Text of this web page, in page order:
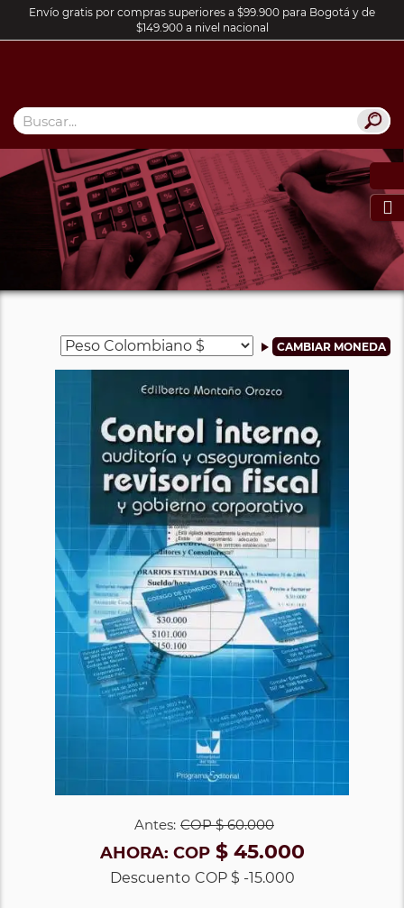
Envío gratis por compras superiores a $99.900 para Bogotá y de
$149.900 a nivel nacional

Antes: COP$ 60.000
AHORA: COP$ 45.000
Descuento COP $ -15.000